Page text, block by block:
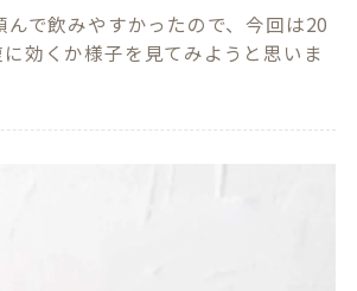
んで飲みやすかったので、今回は20
効くか様子を見てみようと思いま